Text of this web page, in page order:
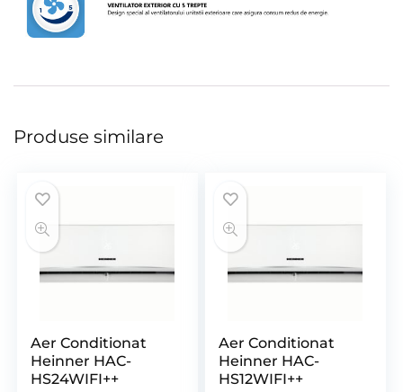
Produse similare
Aer Conditionat
Heinner HAC-
HS24WIFI++
Aer Conditionat
Heinner HAC-
HS12WIFI++